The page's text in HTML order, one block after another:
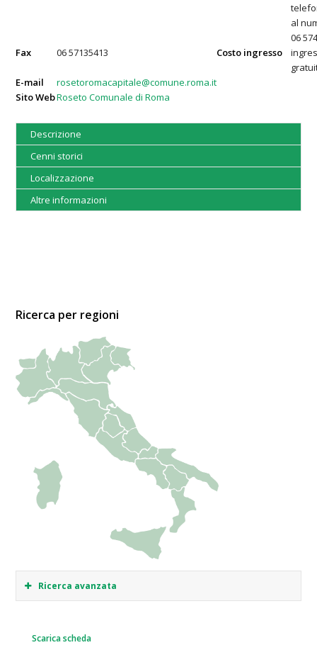
al
06
Fax
06 57135413 Costo ingresso
E-mail
rosetoromacapitale@comune.roma.it
Sito WebRoseto Comunale di Roma
Descrizione
Cenni storici
Localizzazione
Altre informazioni
Ricerca per regioni
Ricerca avanzata
Scarica scheda